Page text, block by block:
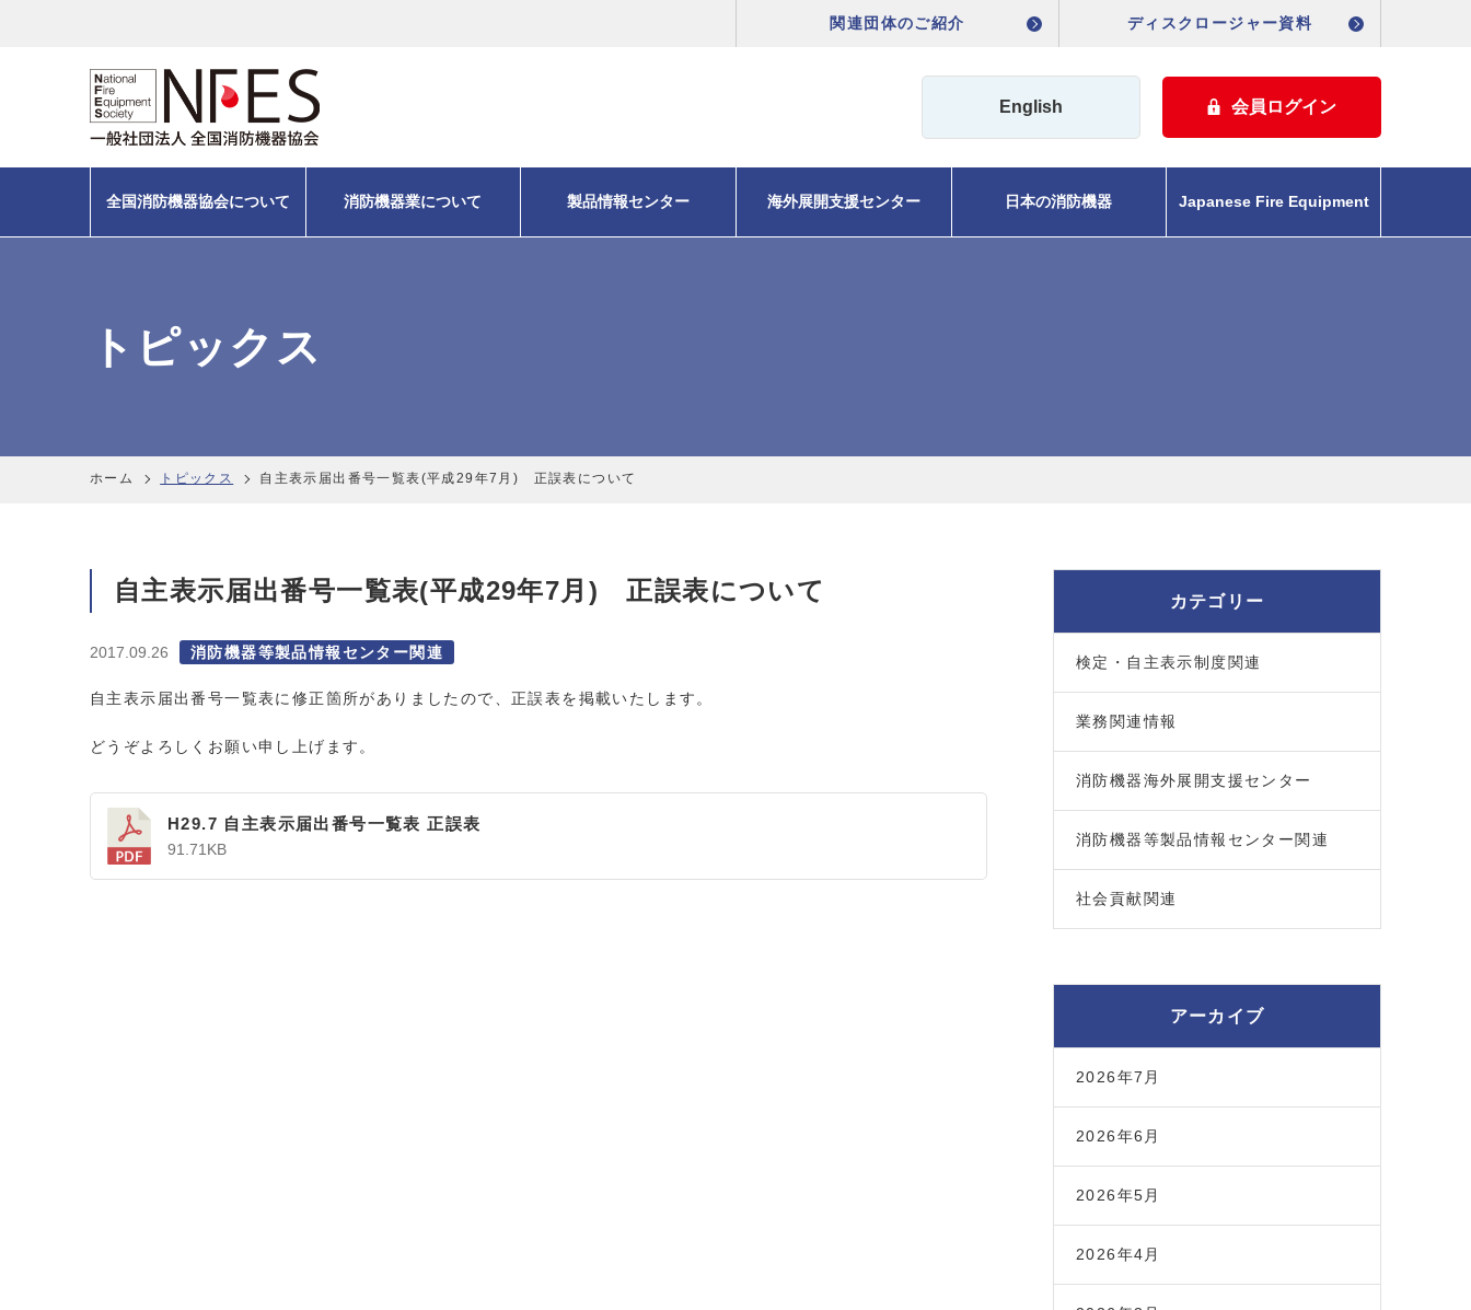
関連団体のご紹介 ディスクロージャー資料
English 会員ログイン
全国消防機器協会について 消防機器業について 製品情報センター 海外展開支援センター 日本の消防機器 Japanese Fire Equipment
トピックス
ホーム トピックス 自主表示届出番号一覧表(平成29年7月) 正誤表について
自主表示届出番号一覧表(平成29年7月) 正誤表について
2017.09.26 消防機器等製品情報センター関連
自主表示届出番号一覧表に修正箇所がありましたので、正誤表を掲載いたします。
どうぞよろしくお願い申し上げます。
H29.7 自主表示届出番号一覧表 正誤表
91.71KB
カテゴリー
検定・自主表示制度関連
業務関連情報
消防機器海外展開支援センター
消防機器等製品情報センター関連
社会貢献関連
アーカイブ
2026年7月
2026年6月
2026年5月
2026年4月